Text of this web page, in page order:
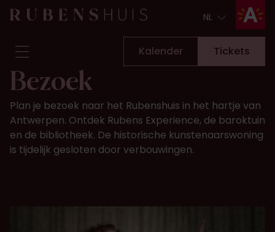
NL
Bezoek
Zien & doen
Verbouwingen
Verhalen
Over ons
Steun ons
Kalender Tickets
Bezoek
Plan je bezoek naar het Rubenshuis in het hartje van
Antwerpen. Ontdek Rubens Experience, de baroktuin
en de bibliotheek. De historische kunstenaarswoning
is tijdelijk gesloten door verbouwingen.